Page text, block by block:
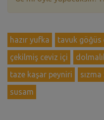
hazır yufka tavuk göğüs
çekilmiş ceviz içi
taze kaşar peyniri
susam